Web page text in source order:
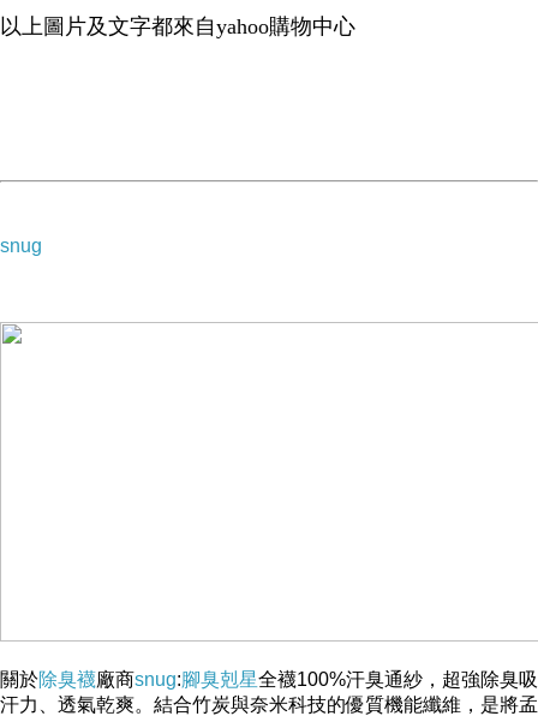
以上圖片及文字都來自yahoo購物中心
snug
關於除臭襪廠商snug:腳臭剋星全襪100%汗臭通紗，超強除臭吸
汗力、透氣乾爽。結合竹炭與奈米科技的優質機能纖維，是將孟